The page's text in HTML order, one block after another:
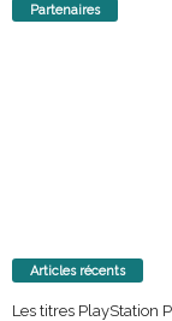
Partenaires
Articles récents
Les titres PlayStation